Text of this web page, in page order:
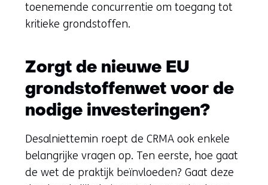
toenemende concurrentie om toegang tot
kritieke grondstoffen.
Zorgt de nieuwe EU
grondstoffenwet voor de
nodige investeringen?
Desalniettemin roept de CRMA ook enkele
belangrijke vragen op. Ten eerste, hoe gaat
de wet de praktijk beïnvloeden? Gaat deze